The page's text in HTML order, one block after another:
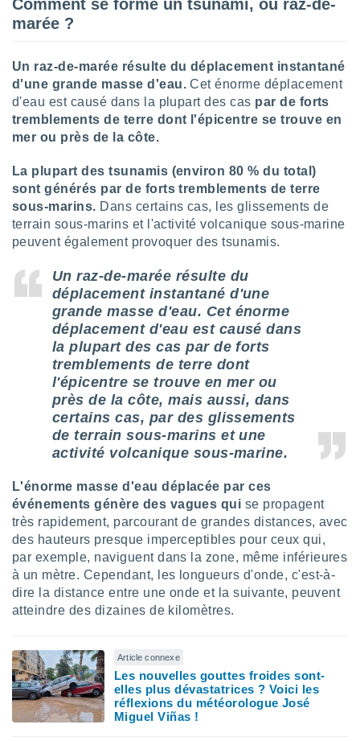
ou
non
des
notre
le
des
pour
votre
IP et
Comment se forme un tsunami, ou raz-de-
marée ?
Un raz-de-marée résulte du déplacement instantané
d'une grande masse d'eau. Cet énorme déplacement
d'eau est causé dans la plupart des cas par de forts
tremblements de terre dont l'épicentre se trouve en
mer ou près de la côte.
La plupart des tsunamis (environ 80 % du total)
sont générés par de forts tremblements de terre
sous-marins. Dans certains cas, les glissements de
terrain sous-marins et l'activité volcanique sous-marine
peuvent également provoquer des tsunamis.
Un raz-de-marée résulte du
déplacement instantané d'une
grande masse d'eau. Cet énorme
déplacement d'eau est causé dans
la plupart des cas par de forts
tremblements de terre dont
l'épicentre se trouve en mer ou
près de la côte, mais aussi, dans
certains cas, par des glissements
de terrain sous-marins et une
activité volcanique sous-marine.
L'énorme masse d'eau déplacée par ces
événements génère des vagues qui se propagent
très rapidement, parcourant de grandes distances, avec
des hauteurs presque imperceptibles pour ceux qui,
par exemple, naviguent dans la zone, même inférieures
à un mètre. Cependant, les longueurs d'onde, c'est-à-
dire la distance entre une onde et la suivante, peuvent
atteindre des dizaines de kilomètres.
Article connexe
Les nouvelles gouttes froides sont-
elles plus dévastatrices ? Voici les
réflexions du météorologue José
Miguel Viñas !